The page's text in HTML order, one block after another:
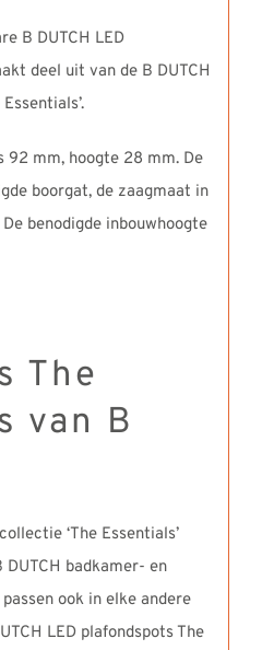
B DUTCH LED
deel uit van de B DUTCH
92 mm, hoogte 28 mm. De
boorgat, de zaagmaat in
benodigde inbouwhoogte
The
van B
‘The Essentials’
badkamer- en
ook in elke andere
LED plafondspots The